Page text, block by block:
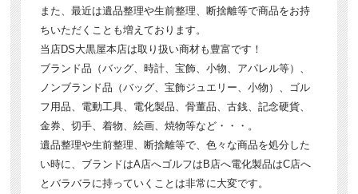
また、最近は遺品整理や生前整理、断捨離等で商品をお持
ちいただくことも増えております。
当店DS大黒屋本店は取り扱い商材も豊富です！
ブランド品（バッグ、時計、宝飾、小物、アパレル等）、
ノンブランド品（バッグ、宝飾ジュエリー、小物）、ゴル
フ用品、電動工具、電化製品、骨董品、古銭、記念硬貨、
金券、切手、着物、絵画、焼物等など・・・。
遺品整理や生前整理、断捨離等で、色々な商品を処分した
い時に、ブランドはA店へゴルフはB店へ電化製品はC店へ
とバラバラに持っていくことは非常に大変です。